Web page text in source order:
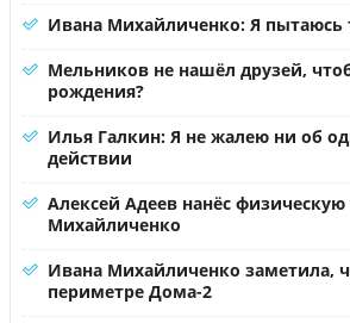
Ивана Михайличенко: Я пытаюсь
Мельников не нашёл друзей,
рождения?
Илья Галкин: Я не жалею ни об
действии
Алексей Адеев нанёс
Михайличенко
Ивана Михайличенко заметила,
периметре Дома-2